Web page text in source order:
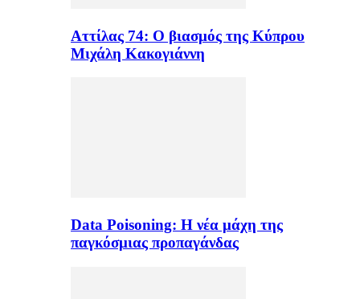
Αττίλας 74: Ο βιασμός της Κύπρου
Μιχάλη Κακογιάννη
Data Poisoning: Η νέα μάχη της
παγκόσμιας προπαγάνδας